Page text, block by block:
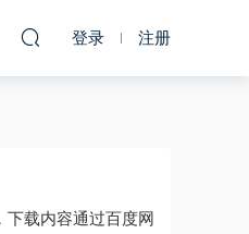
登录 注册
下载内容通过百度网